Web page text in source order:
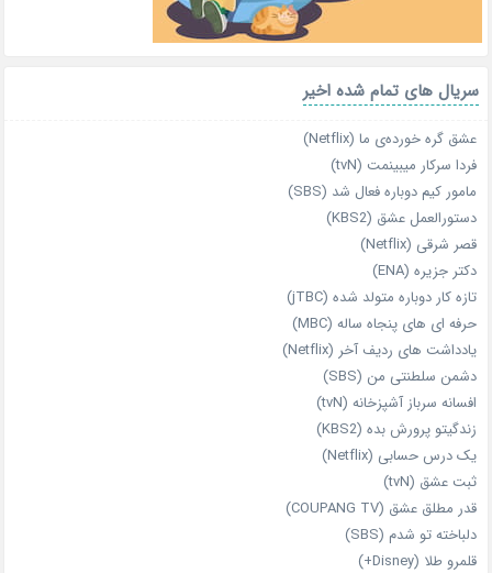
سریال های تمام شده اخیر
عشق گره خورده‌ی ما (Netflix)
فردا سرکار میبینمت (tvN)
مامور کیم دوباره فعال شد (SBS)
دستورالعمل عشق (KBS2)
قصر شرقی (Netflix)
دکتر جزیره (ENA)
تازه‌ کار دوباره‌ متولد شده (jTBC)
حرفه‌ ای‌ های پنجاه‌ ساله (MBC)
یادداشت‌ های ردیف آخر (Netflix)
دشمن سلطنتی من (SBS)
افسانه سرباز آشپزخانه (tvN)
زندگیتو پرورش بده (KBS2)
یک درس حسابی (Netflix)
ثبت عشق (tvN)
قدر مطلق عشق (COUPANG TV)
دلباخته تو شدم (SBS)
قلمرو طلا (Disney+)